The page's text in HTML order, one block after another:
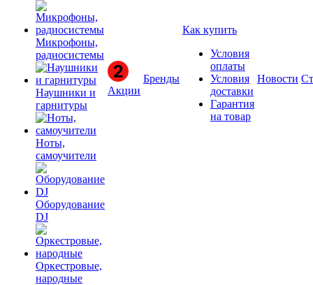
Микрофоны,
радиосистемы
Наушники и
гарнитуры
Ноты,
самоучители
Оборудование
DJ
Оркестровые,
народные
Акции
Бренды
Как купить
Условия
оплаты
Условия
доставки
Гарантия
на товар
Новости